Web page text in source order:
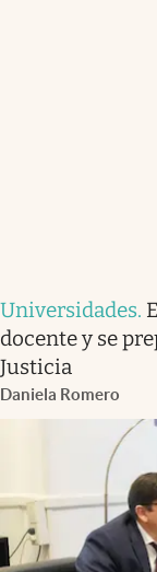
Universidades.
docente y se
Justicia
Daniela Romero